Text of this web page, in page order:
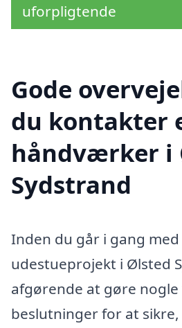
uforpligtende
Gode
du kontakter
håndværker i
Sydstrand
Inden du går i gang
udestueprojekt i Ølsted
afgørende at gøre
beslutninger for at